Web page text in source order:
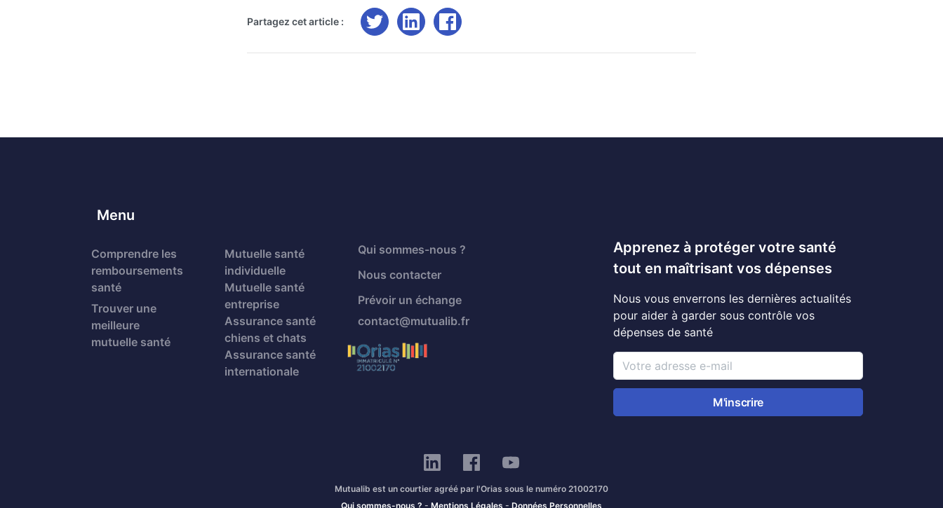
Partagez cet article :
Menu
Comprendre les
remboursements
santé
Trouver une
meilleure
mutuelle santé
Mutuelle santé
individuelle
Mutuelle santé
entreprise
Assurance santé
chiens et chats
Assurance santé
internationale
Qui sommes-nous ?
Nous contacter
Prévoir un échange
contact@mutualib.fr
Apprenez à protéger votre santé
tout en maîtrisant vos dépenses
Nous vous enverrons les dernières actualités
pour aider à garder sous contrôle vos
dépenses de santé
M'inscrire
Mutualib est un courtier agréé par l'Orias sous le numéro 21002170
Qui sommes-nous ? - Mentions Légales - Données Personnelles